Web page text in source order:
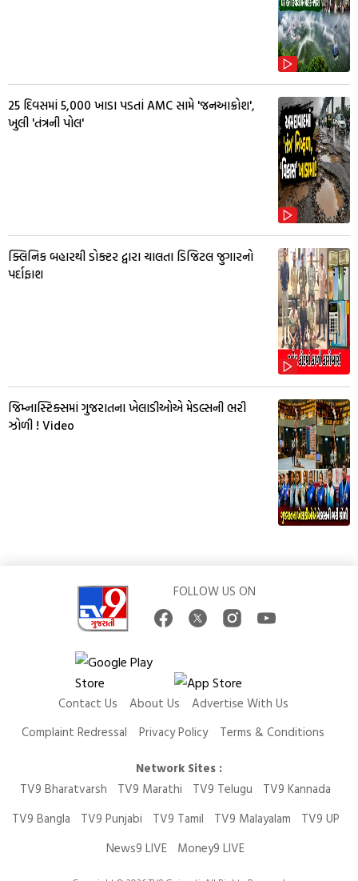
25 દિવસમાં 5,000 ખાડા પડતાં AMC સામે 'જનઆક્રોશ',
ખુલી 'તંત્રની પોલ'
ક્લિનિક બહારથી ડોક્ટર દ્વારા ચાલતા ડિજિટલ જુગારનો
પર્દાફાશ
જિમ્નાસ્ટિક્સમાં ગુજરાતના ખેલાડીઓએ મેડલ્સની ભરી
ઝોળી ! Video
FOLLOW US ON
Contact Us About Us
Advertise With Us
Complaint Redressal
Privacy Policy
Terms & Conditions
Network Sites :
TV9 Bharatvarsh
TV9 Marathi TV9 Telugu
TV9 Kannada
TV9 Bangla
TV9 Punjabi TV9 Tamil TV9 Malayalam
TV9 UP
News9 LIVE
Money9 LIVE